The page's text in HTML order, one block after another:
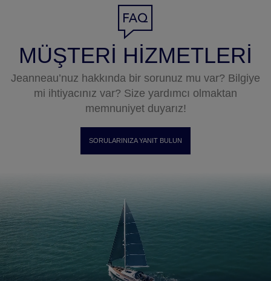
MÜŞTERI HIZMETLERI
Jeanneau’nuz hakkında bir sorunuz mu var? Bilgiye
mi ihtiyacınız var? Size yardımcı olmaktan
memnuniyet duyarız!
SORULARINIZA YANIT BULUN